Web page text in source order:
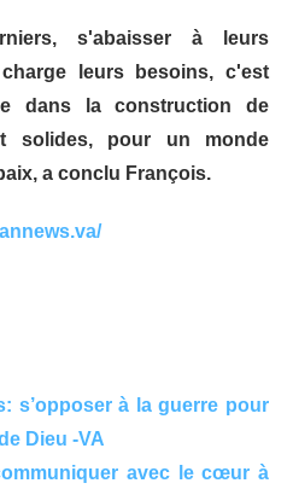
s'abaisser à leurs
leurs besoins, c'est
dans la construction de
solides, pour un monde
a conclu François.
s’opposer à la guerre pour
Dieu -VA
avec le cœur à